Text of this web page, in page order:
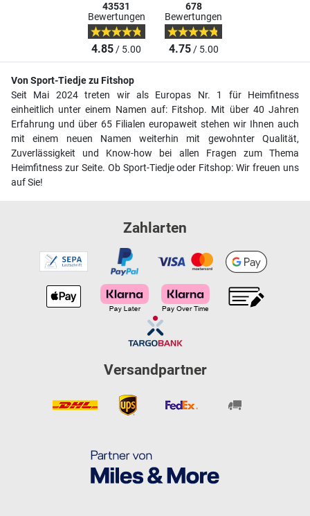
43531
Bewertungen
4.85/ 5.00
678
Bewertungen
4.75/ 5.00
Von Sport-Tiedje zu Fitshop
Seit Mai 2024 treten wir als Europas Nr. 1 für Heimfitness
einheitlich unter einem Namen auf: Fitshop. Mit über 40 Jahren
Erfahrung und über 65 Filialen europaweit stehen wir Ihnen auch
mit einem neuen Namen weiterhin mit gewohnter Qualität,
Zuverlässigkeit und Know-how bei allen Fragen zum Thema
Heimfitness zur Seite. Ob Sport-Tiedje oder Fitshop: Wir freuen uns
auf Sie!
Zahlarten
Versandpartner